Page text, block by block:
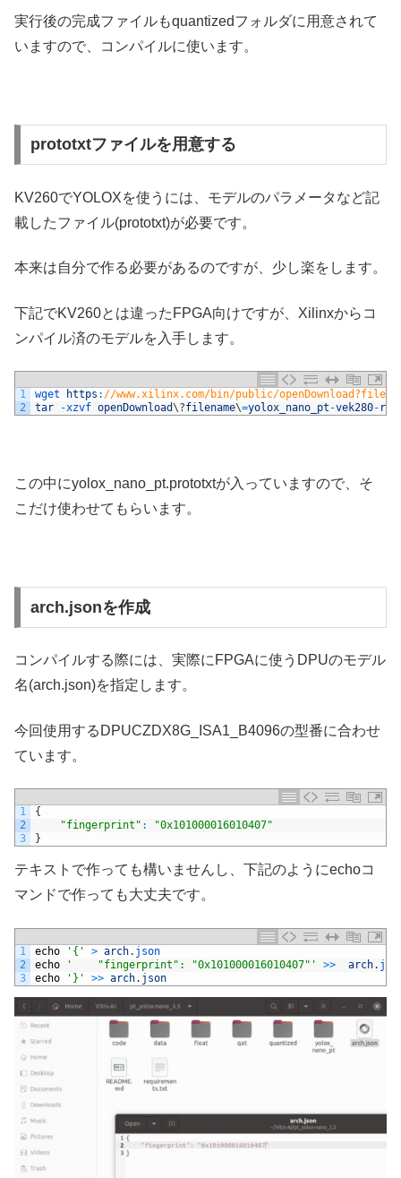
実行後の完成ファイルもquantizedフォルダに用意されて
いますので、コンパイルに使います。
prototxtファイルを用意する
KV260でYOLOXを使うには、モデルのパラメータなど記
載したファイル(prototxt)が必要です。
本来は自分で作る必要があるのですが、少し楽をします。
下記でKV260とは違ったFPGA向けですが、Xilinxからコ
ンパイル済のモデルを入手します。
1
2
wget https : //www.xilinx.com/bin/public/
tar
-xzvf openDownload\?filename\=yolox_nano_pt -vek280- r3
この中にyolox_nano_pt.prototxtが入っていますので、そ
こだけ使わせてもらいます。
arch.jsonを作成
コンパイルする際には、実際にFPGAに使うDPUのモデル
名(arch.json)を指定します。
今回使用するDPUCZDX8G_ISA1_B4096の型番に合わせ
ています。
1
2
3
{
"fingerprint" :
"0x101000016010407"
}
テキストで作っても構いませんし、下記のようにechoコ
マンドで作っても大丈夫です。
1
2
3
echo '{' > arch. json
echo
'    "fingerprint": "0x101000016010407"' >> arch.
echo
'}' >> arch. json